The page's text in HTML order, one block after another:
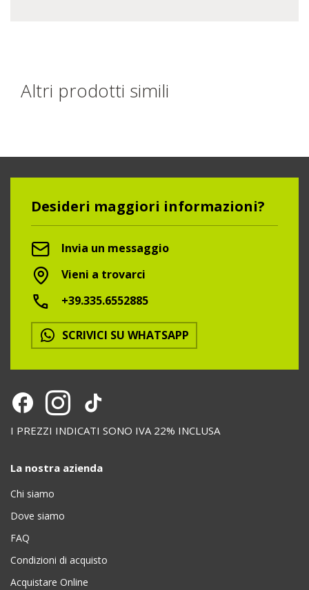
Altri prodotti simili
Desideri maggiori informazioni?
Invia un messaggio
Vieni a trovarci
+39.335.6552885
SCRIVICI SU WHATSAPP
I PREZZI INDICATI SONO IVA 22% INCLUSA
La nostra azienda
Chi siamo
Dove siamo
FAQ
Condizioni di acquisto
Acquistare Online